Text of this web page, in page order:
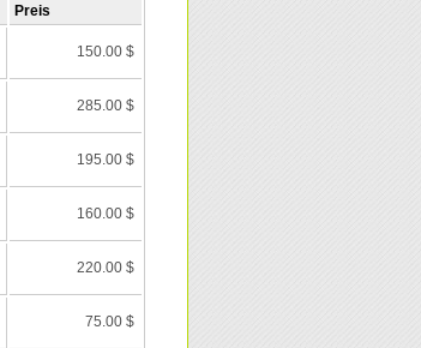
Preis
150.00 $
285.00 $
195.00 $
160.00 $
220.00 $
75.00 $